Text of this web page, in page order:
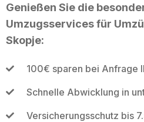
Genießen Sie die
Umzugsservices für
Skopje:
100€ sparen bei Anfrage
Schnelle Abwicklung in
Versicherungsschutz bis